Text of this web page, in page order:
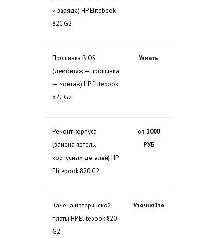
и заряда) HP Elitebook
820 G2
Прошивка BIOS
(демонтаж — прошивка
— монтаж) HP Elitebook
820 G2
Узнать
Ремонт корпуса
(замена петель,
корпусных деталей) HP
Elitebook 820 G2
от 1000
РУБ
Замена материнской
платы HP Elitebook 820
G2
Уточняйте